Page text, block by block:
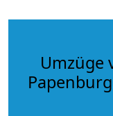
Umzüge